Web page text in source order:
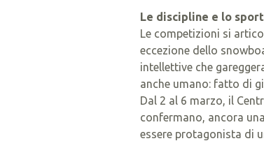
Le discipline e lo
Le competizioni si
eccezione dello
intellettive che
anche umano: fatto di
Dal 2 al 6 marzo, il
confermano, ancora
essere protagonista di